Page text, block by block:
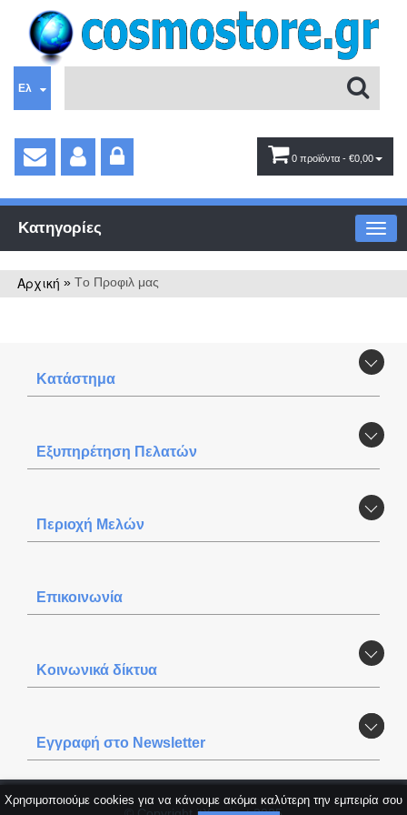
Χρησιμοποιούμε cookies για να κάνουμε ακόμα καλύτερη την εμπειρία σου
Ελ
0 προϊόντα - €0,00
Κατηγορίες
Αρχική » Tο Προφιλ μας
Κατάστημα
Εξυπηρέτηση Πελατών
Περιοχή Mελών
Επικοινωνία
Κοινωνικά δίκτυα
Εγγραφή στο Newsletter